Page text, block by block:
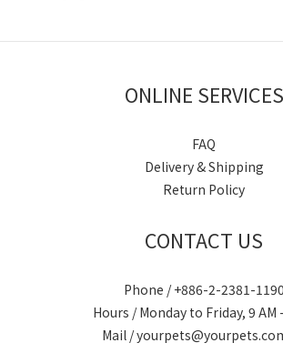
ONLINE SERVICES
FAQ
Delivery & Shipping
Return Policy
CONTACT US
Phone / +886-2-2381-1190
Hours / Monday to Friday, 9 AM
Mail /